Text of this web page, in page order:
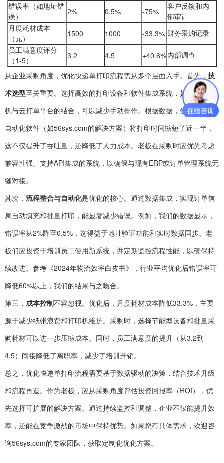
错误率（如地址错
误）
2% 0.5% -75%
客户反馈和内
部审计
月度耗材成本
（元）
1500 1000 -33.3% 财务采购记录
员工满意度评分
（1-5）
3.2 4.5 +40.6%内部调查
从企业采购角度，优化快递单打印流程需从多个层面入手。首先， 技
术选型至关重要。选择高效的打印设备和软件集成系统，如热敏打印
机与云打单平台的结合，可以减少手动操作。根据数据，优化后使用
自动化软件（如56sys.com的解决方案）将打印时间缩短了近一半，
这不仅提升了吞吐量，还降低了人力成本。老板在采购时应优先考虑
兼容性强、支持API集成的系统，以确保与现有ERP或订单管理系统无
缝对接。
其次， 流程整合与自动化是优化的核心。通过数据集成，实现订单信
息自动填充和批量打印，能显著减少错误。例如，我们的数据显示，
错误率从2%降至0.5%，这得益于地址验证功能和实时数据同步。老
板们应投资于培训员工使用新系统，并定期监控流程性能，以确保持
续改进。参考《2024年物流效率白皮书》，行业平均优化后错误率可
降低60%以上，我们的结果与之吻合。
第三， 成本控制不容忽视。优化后，月度耗材成本降低33.3%，主要
源于减少纸张浪费和打印机维护。采购时，选择节能型设备和批量采
购耗材可以进一步压缩成本。同时，员工满意度的提升（从3.2到
4.5）间接降低了离职率，减少了培训开销。
总之，优化快递单打印流程需要基于数据驱动的决策，结合技术升级
和流程再造。作为老板，应从采购角度评估投资回报率（ROI），优
先选择可扩展的解决方案。通过持续监控和调整，企业不仅能提升效
率，还能在竞争激烈的市场中保持优势。如果您有具体需求，欢迎咨
询56sys.com的专家团队，获取定制化优化方案。